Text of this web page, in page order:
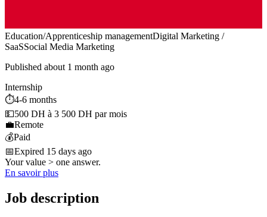
Education/Apprenticeship managementDigital Marketing /
SaaSSocial Media Marketing
Published about 1 month ago
Internship
⏱️4-6 months
💵500 DH à 3 500 DH par mois
💼Remote
💰Paid
📅Expired 15 days ago
Your value > one answer.
En savoir plus
Job description